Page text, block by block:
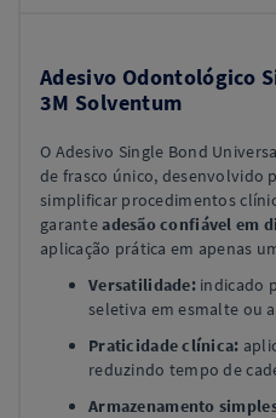
Adesivo Odontológico
3M Solventum
O Adesivo Single Bond
de frasco único, desenvolvido
simplificar procedimentos
garanteadesão confiável em
aplicação prática em apenas
Versatilidade:indicado
seletiva em esmalte ou
Praticidade clínica:
reduzindo tempo de
Armazenamento